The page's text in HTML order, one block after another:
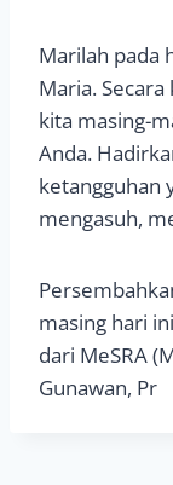
Marilah pada
Maria.
kita masing-
Anda.
ketangguhan
mengasuh,
masing hari
dari MeSRA
Gunawan, Pr